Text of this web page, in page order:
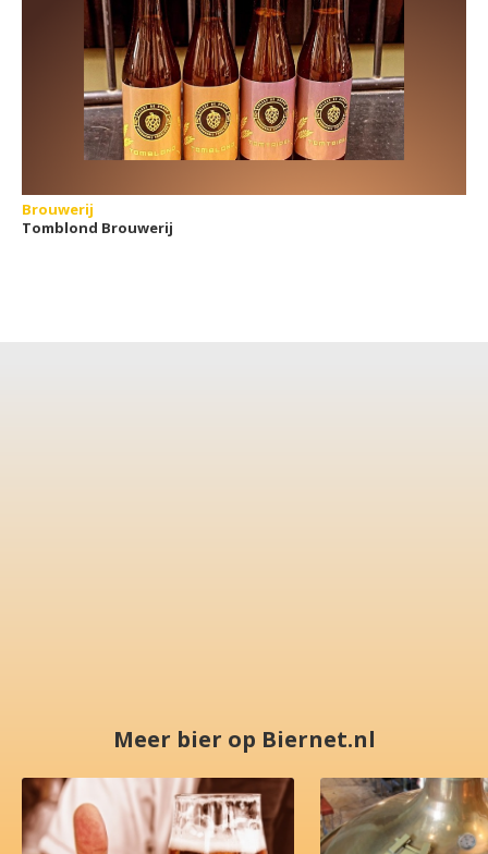
Brouwerij
Tomblond Brouwerij
Meer bier op Biernet.nl